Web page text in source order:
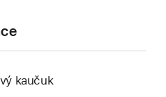
kaučuk